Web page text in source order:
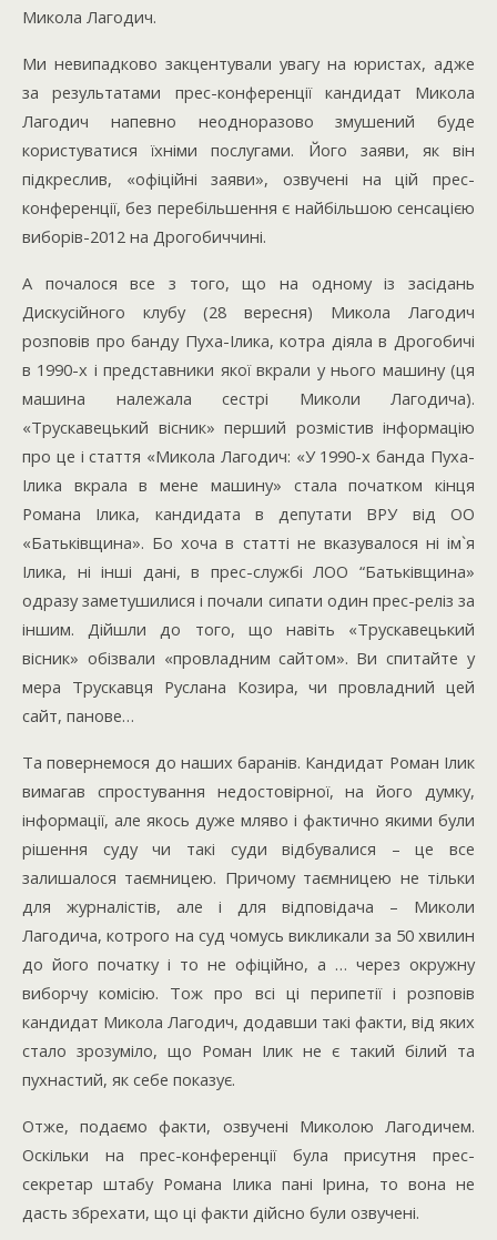
Микола Лагодич.
Ми невипадково закцентували увагу на юристах, адже
за результатами прес-конференції кандидат Микола
Лагодич напевно неодноразово змушений буде
користуватися їхніми послугами. Його заяви, як він
підкреслив, «офіційні заяви», озвучені на цій прес-
конференції, без перебільшення є найбільшою сенсацією
виборів-2012 на Дрогобиччині.
А почалося все з того, що на одному із засідань
Дискусійного клубу (28 вересня) Микола Лагодич
розповів про банду Пуха-Ілика, котра діяла в Дрогобичі
в 1990-х і представники якої вкрали у нього машину (ця
машина належала сестрі Миколи Лагодича).
«Трускавецький вісник» перший розмістив інформацію
про це і стаття «Микола Лагодич: «У 1990-х банда Пуха-
Ілика вкрала в мене машину» стала початком кінця
Романа Ілика, кандидата в депутати ВРУ від ОО
«Батьківщина». Бо хоча в статті не вказувалося ні ім`я
Ілика, ні інші дані, в прес-службі ЛОО “Батьківщина»
одразу заметушилися і почали сипати один прес-реліз за
іншим. Дійшли до того, що навіть «Трускавецький
вісник» обізвали «провладним сайтом». Ви спитайте у
мера Трускавця Руслана Козира, чи провладний цей
сайт, панове…
Та повернемося до наших баранів. Кандидат Роман Ілик
вимагав спростування недостовірної, на його думку,
інформації, але якось дуже мляво і фактично якими були
рішення суду чи такі суди відбувалися – це все
залишалося таємницею. Причому таємницею не тільки
для журналістів, але і для відповідача – Миколи
Лагодича, котрого на суд чомусь викликали за 50 хвилин
до його початку і то не офіційно, а … через окружну
виборчу комісію. Тож про всі ці перипетії і розповів
кандидат Микола Лагодич, додавши такі факти, від яких
стало зрозуміло, що Роман Ілик не є такий білий та
пухнастий, як себе показує.
Отже, подаємо факти, озвучені Миколою Лагодичем.
Оскільки на прес-конференції була присутня прес-
секретар штабу Романа Ілика пані Ірина, то вона не
дасть збрехати, що ці факти дійсно були озвучені.